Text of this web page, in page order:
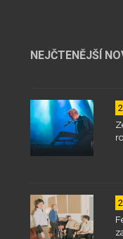
NEJČTENĚJŠÍ